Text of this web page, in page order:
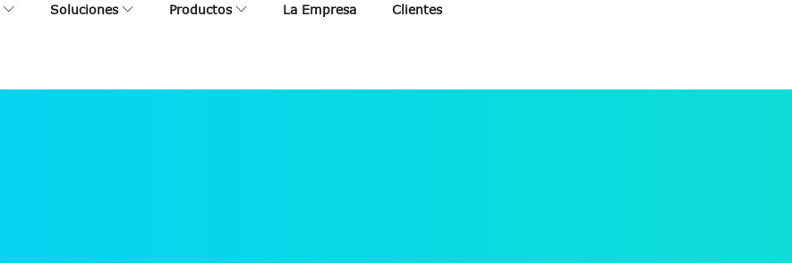
Soluciones Productos La Empresa Clientes